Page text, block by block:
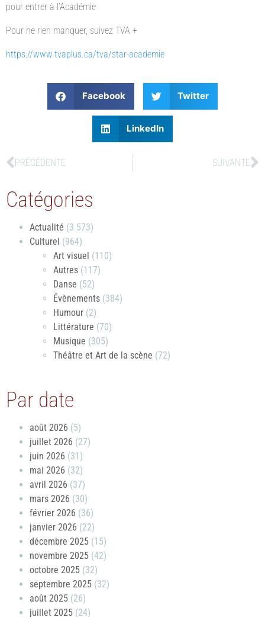
pour entrer à l’Académie
Pour ne rien manquer, suivez TVA +
https://www.tvaplus.ca/tva/star-academie
Facebook Twitter
LinkedIn
PRÉCÉDENTE SUIVANTE
Catégories
Actualité (3 573)
Culturel (964)
Art visuel (110)
Autres (117)
Danse (52)
Évènements (384)
Humour (2)
Littérature (70)
Musique (305)
Théâtre et Art de la scène (72)
Par date
août 2026 (5)
juillet 2026 (27)
juin 2026 (31)
mai 2026 (32)
avril 2026 (37)
mars 2026 (30)
février 2026 (36)
janvier 2026 (22)
décembre 2025 (15)
novembre 2025 (42)
octobre 2025 (32)
septembre 2025 (32)
août 2025 (26)
juillet 2025 (24)